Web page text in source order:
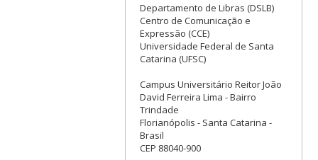
Departamento de Libras (DSLB)
Centro de Comunicação e
Expressão (CCE)
Universidade Federal de Santa
Catarina (UFSC)
Campus Universitário Reitor João
David Ferreira Lima - Bairro
Trindade
Florianópolis - Santa Catarina -
Brasil
CEP 88040-900